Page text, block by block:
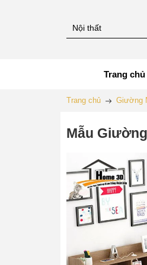
Trang chủ
Trang chủ Giường
Mẫu